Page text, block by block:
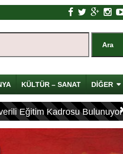
KÜLTÜR – SANAT DİĞER
Eğitim Kadrosu Bulunuyor